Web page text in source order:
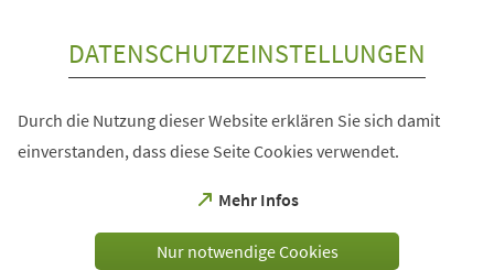
DATENSCHUTZEINSTELLUNGEN
Durch die Nutzung dieser Website erklären Sie sich damit
einverstanden, dass diese Seite Cookies verwendet.
Mehr Infos
(Öffnet
einem
Nur notwendige Cookies